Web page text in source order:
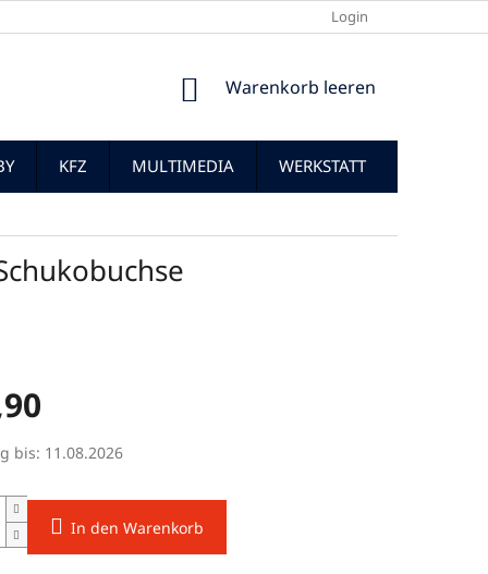
Login
WARENKORB
Warenkorb leeren
KFZ MULTIMEDIA WERKSTATT
bis: 11.08.2026
In den Warenkorb